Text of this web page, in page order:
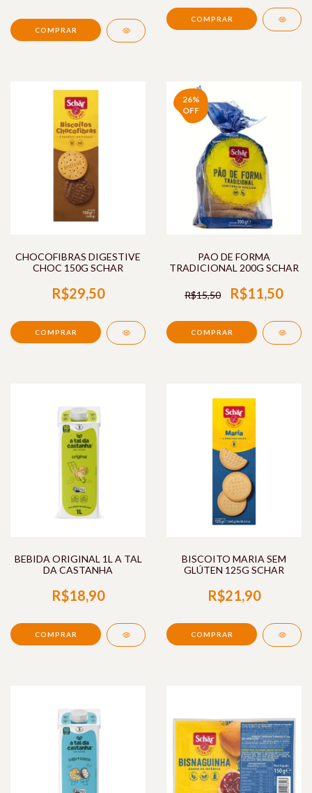
CHOCOFIBRAS DIGESTIVE
CHOC 150G SCHAR
R$29,50
26%
OFF
PAO DE FORMA
TRADICIONAL 200G SCHAR
R$15,50 R$11,50
BEBIDA ORIGINAL 1L A TAL
DA CASTANHA
R$18,90
BISCOITO MARIA SEM
GLÚTEN 125G SCHAR
R$21,90